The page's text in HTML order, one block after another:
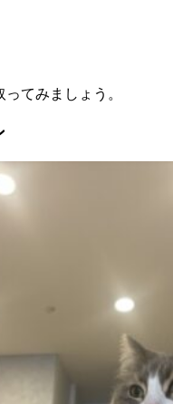
てみましょう。